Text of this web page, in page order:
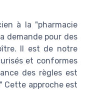
à la "pharmacie
demande pour des
Il est de notre
et conformes
des règles est
Cette approche est